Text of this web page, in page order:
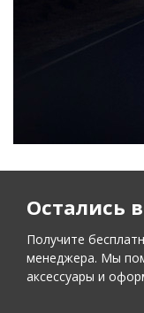
Остались
Получите
менеджера. Мы
аксессуары и